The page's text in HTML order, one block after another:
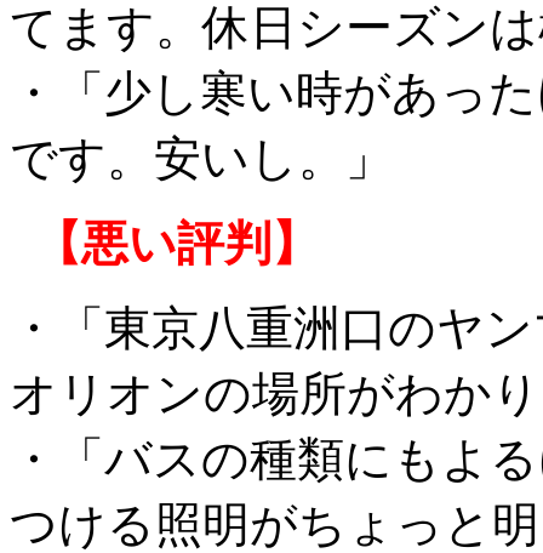
てます。休日シーズン
・「少し寒い時があっ
です。安いし。」
【悪い評判】
・「東京八重洲口のヤ
オリオンの場所がわか
・「バスの種類にもよ
つける照明がちょっと